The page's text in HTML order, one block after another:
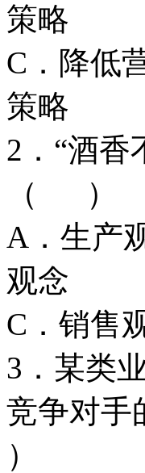
策略
C．
策略
2．“酒香
（ ）
A．
观念
C．
3．某类
竞争对
）